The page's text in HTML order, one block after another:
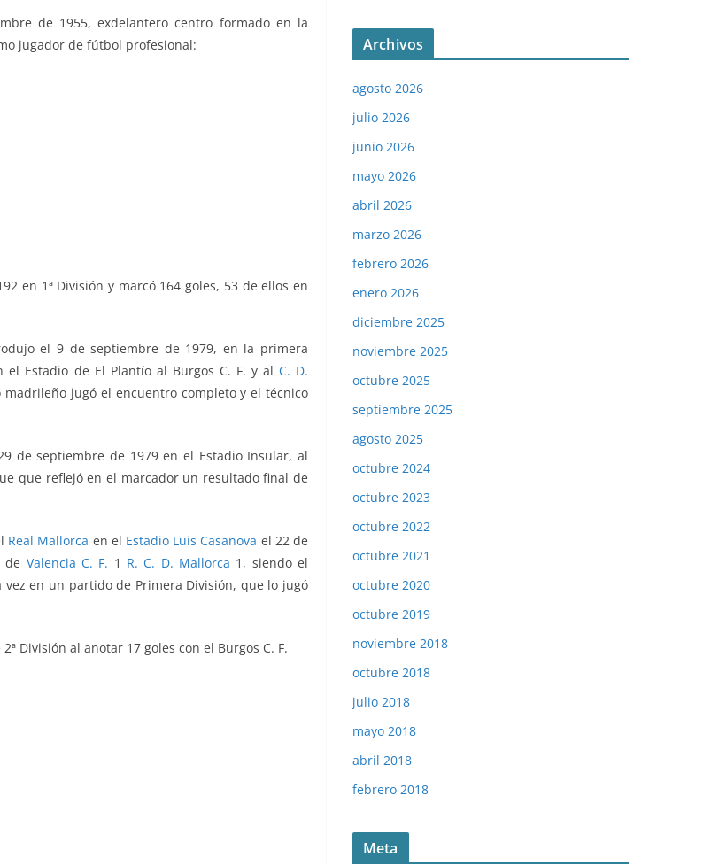
de 1955, exdelantero centro formado en la
jugador de fútbol profesional:
en 1ª División y marcó 164 goles, 53 de ellos en
el 9 de septiembre de 1979, en la primera
Estadio de El Plantío al Burgos C. F. y al C. D.
jugó el encuentro completo y el técnico
de septiembre de 1979 en el Estadio Insular, al
que reflejó en el marcador un resultado final de
Real Mallorca en el Estadio Luis Casanova el 22 de
de Valencia C. F. 1 R. C. D. Mallorca 1, siendo el
en un partido de Primera División, que lo jugó
División al anotar 17 goles con el Burgos C. F.
Liga 83-84. Magdaleno (Sevilla F. C.). Ediciones Este.
Archivos
agosto 2026
julio 2026
junio 2026
mayo 2026
abril 2026
marzo 2026
febrero 2026
enero 2026
diciembre 2025
noviembre 2025
octubre 2025
septiembre 2025
agosto 2025
octubre 2024
octubre 2023
octubre 2022
octubre 2021
octubre 2020
octubre 2019
noviembre 2018
octubre 2018
julio 2018
mayo 2018
abril 2018
febrero 2018
Meta